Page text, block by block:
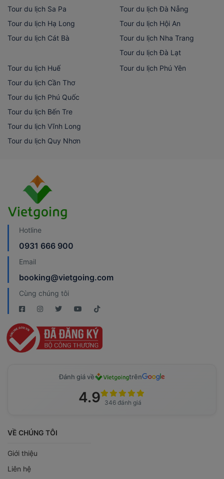
Tour du lịch Sa Pa
Tour du lịch Hạ Long
Tour du lịch Cát Bà
Tour du lịch Đà Nẵng
Tour du lịch Hội An
Tour du lịch Nha Trang
Tour du lịch Đà Lạt
Tour du lịch Huế
Tour du lịch Cần Thơ
Tour du lịch Phú Quốc
Tour du lịch Bến Tre
Tour du lịch Vĩnh Long
Tour du lịch Quy Nhơn
Tour du lịch Phú Yên
Hotline
0931 666 900
Email
booking@vietgoing.com
Cùng chúng tôi
Đánh giá về trên
4.9 346 đánh giá
VỀ CHÚNG TÔI
Giới thiệu
Liên hệ